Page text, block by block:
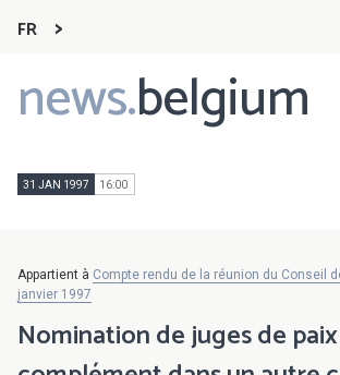
FR
news.belgium
Main
navigation
31 JAN 1997 16:00
Appartient à Compte rendu de la réunion du Conseil
janvier 1997
Nomination de juges de